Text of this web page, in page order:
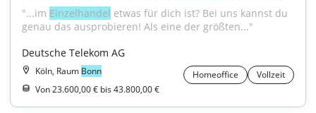
"...im Einzelhandel etwas für dich ist? Bei uns kannst du
genau das ausprobieren! Als eine der größten..."
Deutsche Telekom AG
Köln, Raum Bonn Homeoffice
Vollzeit
Von 23.600,00 € bis 43.800,00 €